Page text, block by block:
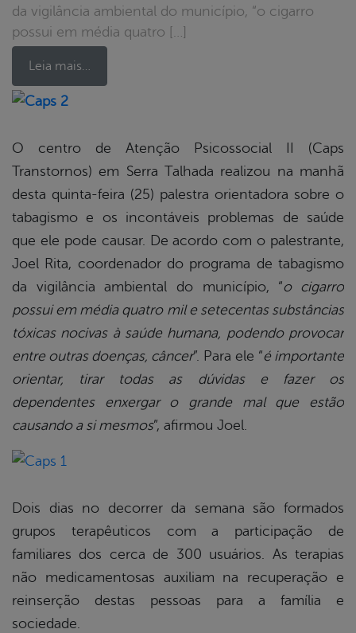
da vigilância ambiental do município, “o cigarro
possui em média quatro […]
Leia mais…
O centro de Atenção Psicossocial II (Caps
Transtornos) em Serra Talhada realizou na manhã
desta quinta-feira (25) palestra orientadora sobre o
tabagismo e os incontáveis problemas de saúde
que ele pode causar. De acordo com o palestrante,
Joel Rita, coordenador do programa de tabagismo
da vigilância ambiental do município, “o cigarro
possui em média quatro mil e setecentas substâncias
tóxicas nocivas à saúde humana, podendo provocar
entre outras doenças, câncer”. Para ele “é importante
orientar, tirar todas as dúvidas e fazer os
dependentes enxergar o grande mal que estão
causando a si mesmos”, afirmou Joel.
Dois dias no decorrer da semana são formados
grupos terapêuticos com a participação de
familiares dos cerca de 300 usuários. As terapias
não medicamentosas auxiliam na recuperação e
reinserção destas pessoas para a família e
sociedade.